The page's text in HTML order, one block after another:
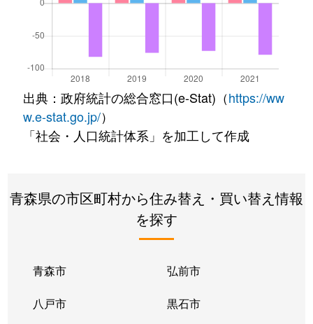
出典：政府統計の総合窓口(e-Stat)（https://ww
w.e-stat.go.jp/）
「社会・人口統計体系」を加工して作成
青森県の市区町村から住み替え・買い替え情報
を探す
青森市 弘前市
八戸市 黒石市